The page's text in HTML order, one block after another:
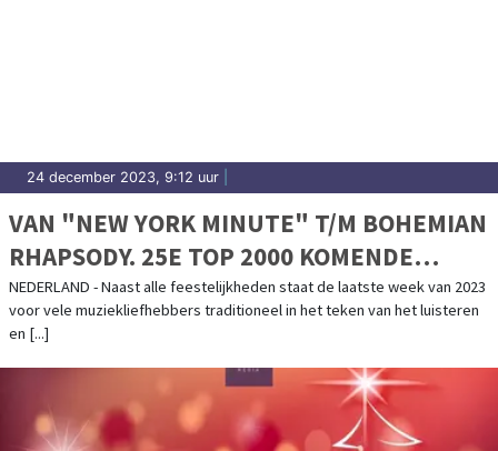
24 december 2023, 9:12 uur
VAN "NEW YORK MINUTE" T/M BOHEMIAN
RHAPSODY. 25E TOP 2000 KOMENDE
NACHT VAN START
NEDERLAND - Naast alle feestelijkheden staat de laatste week van 2023
voor vele muziekliefhebbers traditioneel in het teken van het luisteren
en [...]